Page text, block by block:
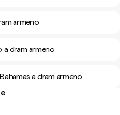
armeno
a dram armeno
a dram armeno